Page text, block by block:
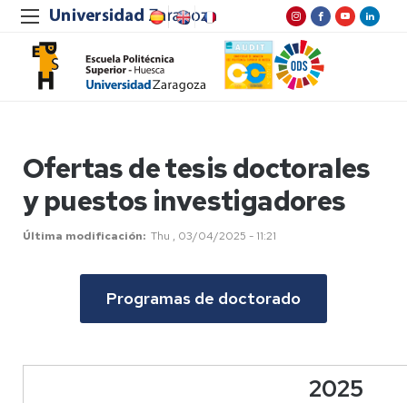
Ofertas de tesis doctorales
y puestos investigadores
Última modificación Thu , 03/04/2025 - 11:21
Programas de doctorado
2025